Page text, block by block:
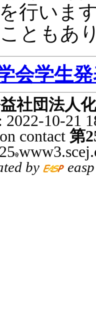
行いま
ともあ
会学生
社団法人
2022-10-21
contact 第
by